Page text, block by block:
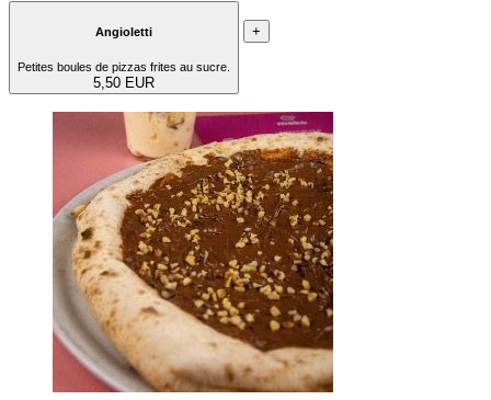
Angioletti
Petites boules de pizzas frites au sucre.
5,50 EUR
+